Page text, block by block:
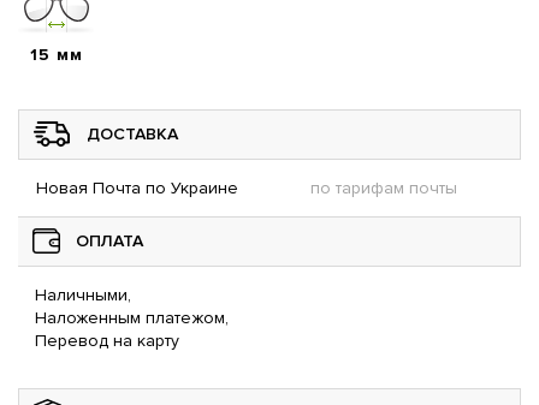
15 мм
ДОСТАВКА
Новая Почта по Украине по тарифам почты
ОПЛАТА
Наличными,
Наложенным платежом,
Перевод на карту